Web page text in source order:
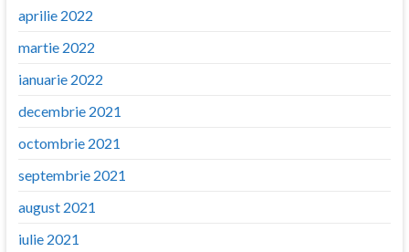
aprilie 2022
martie 2022
ianuarie 2022
decembrie 2021
octombrie 2021
septembrie 2021
august 2021
iulie 2021